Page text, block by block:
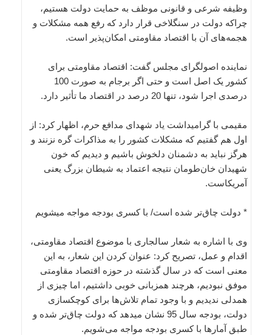
وظیفه شرعی و قانونی موظف به حمایت دولت هستیم،
چراکه دولت در سنگلاخی قرار دارد که رفع همه مشکلات و
هجمه‌های آن با اقتصاد مقاومتی امکان‌پذیر است.
نماینده اصولگرای مجلس گفت: اقتصاد مقاومتی برای
کشور یک اصل است و حتی اگر برجام به‌ صورت 100
درصدی اجرا شود، تنها 20 درصد در اقتصاد ما تأثیر دارد.
مقیمی با گرامیداشت یاد شهدای مدافع حرم، اظهار کرد: از
اول هم گفتیم که مشکلات کشور را به مذاکرات گره نزنند و
هرگز نباید به دشمنان دلخوش باشیم و دیدیم که خون
شهیدان خان‌طومان نتیجه اعتماد به شیطان بزرگ یعنی
آمریکاست.
* دولت چاق‌تر شده است/ با کسری بودجه مواجه می‎شویم
وی با اشاره به شعار سال‎جاری با موضوع اقتصاد مقاومتی،
اقدام و عمل، تصریح کرد: عنوان کردن این شعار، به این
معنی است که در سال گذشته در حوزه اقتصاد مقاومتی
موفق نبودیم، هرچند همزبانی خوبی داشتیم، اما چیزی از
همدلی ندیدیم و با وجود تمام تلاش‌ها برای کوچک‎سازی
دولت، بودجه سال 95 نشان می‎دهد که دولت چاق‌تر شده و
طبق آمارها با کسری بودجه مواجه می‌شویم.